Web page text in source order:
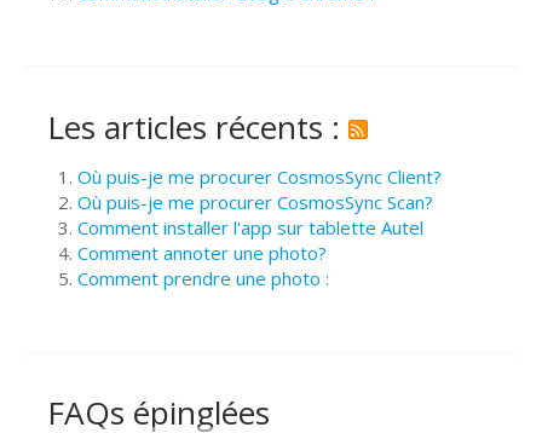
Les articles récents :
Où puis-je me procurer CosmosSync Client?
Où puis-je me procurer CosmosSync Scan?
Comment installer l'app sur tablette Autel
Comment annoter une photo?
Comment prendre une photo :
FAQs épinglées